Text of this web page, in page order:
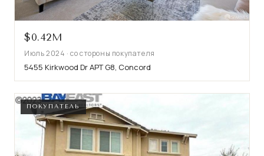
$0.42M
Июль 2024 · со стороны покупателя
5455 Kirkwood Dr APT G8, Concord
ПОКУПАТЕЛЬ